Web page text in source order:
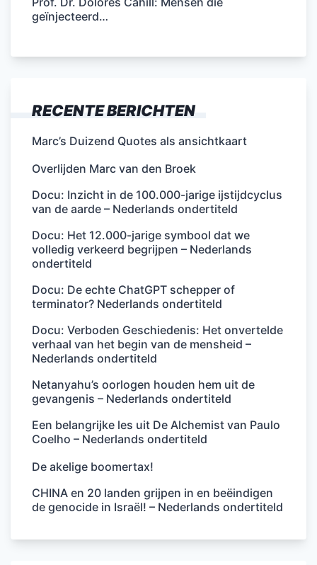
geïnjecteerd…
RECENTE BERICHTEN
Marc’s Duizend Quotes als ansichtkaart
Overlijden Marc van den Broek
Docu: Inzicht in de 100.000-jarige ijstijdcyclus
van de aarde – Nederlands ondertiteld
Docu: Het 12.000-jarige symbool dat we
volledig verkeerd begrijpen – Nederlands
ondertiteld
Docu: De echte ChatGPT schepper of
terminator? Nederlands ondertiteld
Docu: Verboden Geschiedenis: Het onvertelde
verhaal van het begin van de mensheid –
Nederlands ondertiteld
Netanyahu’s oorlogen houden hem uit de
gevangenis – Nederlands ondertiteld
Een belangrijke les uit De Alchemist van Paulo
Coelho – Nederlands ondertiteld
De akelige boomertax!
CHINA en 20 landen grijpen in en beëindigen
de genocide in Israël! – Nederlands ondertiteld